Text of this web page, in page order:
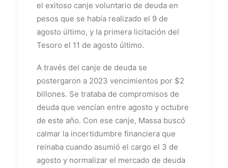
el exitoso canje voluntario de deuda en
pesos que se había realizado el 9 de
agosto último, y la primera licitación del
Tesoro el 11 de agosto último.
A través del canje de deuda se
postergaron a 2023 vencimientos por $2
billones. Se trataba de compromisos de
deuda que vencían entre agosto y octubre
de este año. Con ese canje, Massa buscó
calmar la incertidumbre financiera que
reinaba cuando asumió el cargo el 3 de
agosto y normalizar el mercado de deuda